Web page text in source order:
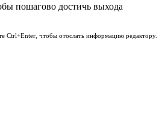
пошагово достичь выхода
Ctrl+Enter, чтобы отослать информацию редактору.